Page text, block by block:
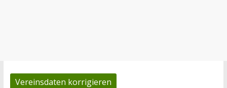
Vereinsdaten korrigieren